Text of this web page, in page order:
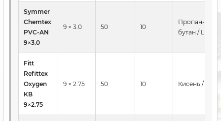
Symmer
Chemtex
PVC-AN
9×3.0
9 × 3.0 50 10
Пропан-
бутан / LPG
Fitt
Refittex
Oxygen
KB
9×2.75
9 × 2.75 50 10 Кисень / O₂